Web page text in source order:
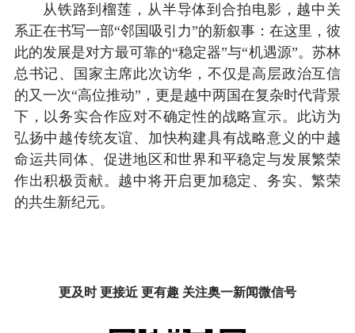
从铁路到榴莲，从半导体到合拍电影，越中关
系正在书写一部“邻国吸引力”的新叙事：在这里，彼
此的发展是对方最可靠的“稳定器”与“机遇源”。苏林
总书记、国家主席此次访华，不仅是高层政治互信
的又一次“高位推动”，更是越中两国在复杂时代背景
下，以务实合作应对不确定性的战略宣示。此访为
弘扬中越传统友谊、加快构建具有战略意义的中越
命运共同体、促进地区和世界和平稳定与发展繁荣
作出积极贡献。越中将开启更加稳定、务实、繁荣
的共生新纪元。
更及时 更接近 更有趣 关注奥一新闻微信号